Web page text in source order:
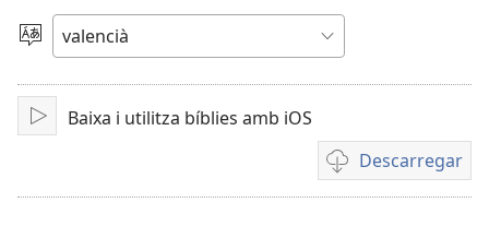
el
vídeo
Canviar
d'idioma
Reproduir
Baixa i utilitza bíblies amb iOS
Descarregar
Opcions
de